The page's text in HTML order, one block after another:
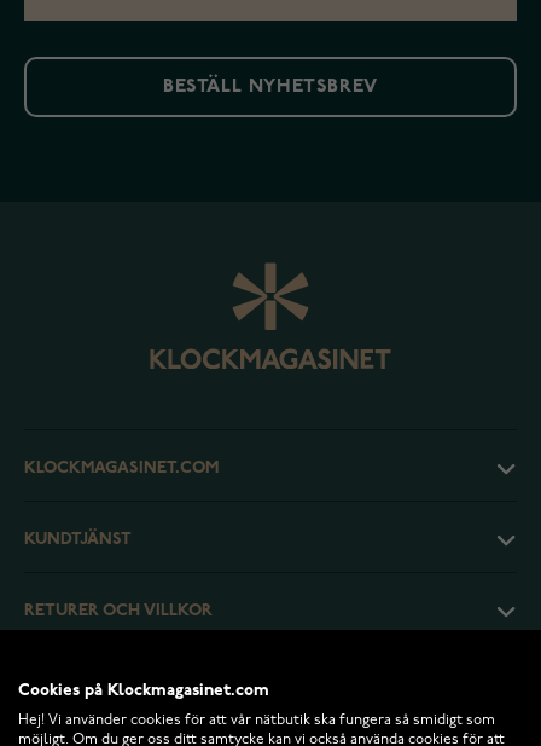
BESTÄLL NYHETSBREV
KLOCKMAGASINET.COM
KUNDTJÄNST
RETURER OCH VILLKOR
INFO
Cookies på Klockmagasinet.com
Hej! Vi använder cookies för att vår nätbutik ska fungera så smidigt som
möjligt. Om du ger oss ditt samtycke kan vi också använda cookies för att